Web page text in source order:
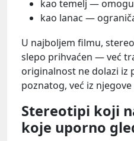
kao temelj —
kao lanac —
U najboljem filmu,
slepo prihvaćen — već
originalnost ne dolazi iz
poznatog, već iz
Stereotipi koji
koje uporno